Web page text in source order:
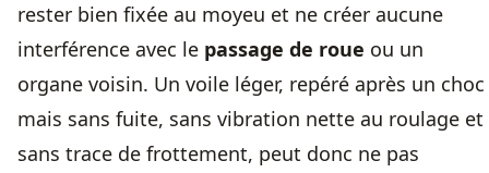
rester bien fixée au moyeu et ne créer aucune
interférence avec le passage de roue ou un
organe voisin. Un voile léger, repéré après un choc
mais sans fuite, sans vibration nette au roulage et
sans trace de frottement, peut donc ne pas